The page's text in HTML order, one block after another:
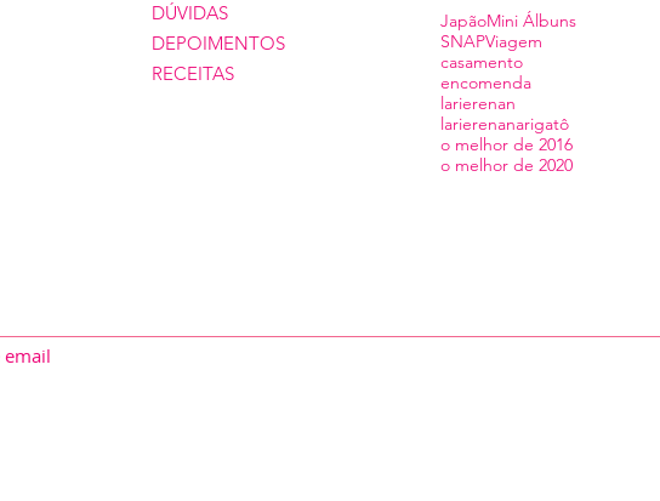
DÚVIDAS
DEPOIMENTOS
RECEITAS
JapãoMini Álbuns
SNAPViagem
casamento
encomenda
larierenan
larierenanarigatô
o melhor de 2016
o melhor de 2020